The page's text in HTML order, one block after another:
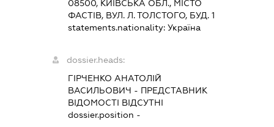
08500, КИЇВСЬКА ОБЛ., МІСТО
ФАСТІВ, ВУЛ. Л. ТОЛСТОГО, БУД. 1
statements.nationality:Україна
dossier.heads:
ГІРЧЕНКО АНАТОЛІЙ
ВАСИЛЬОВИЧ - ПРЕДСТАВНИК
ВІДОМОСТІ ВІДСУТНІ
dossier.position -